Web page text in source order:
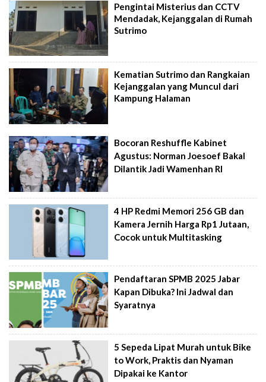
Pengintai Misterius dan CCTV
Mendadak, Kejanggalan di Rumah
Sutrimo
Kematian Sutrimo dan Rangkaian
Kejanggalan yang Muncul dari
Kampung Halaman
Bocoran Reshuffle Kabinet
Agustus: Norman Joesoef Bakal
Dilantik Jadi Wamenhan RI
4 HP Redmi Memori 256 GB dan
Kamera Jernih Harga Rp1 Jutaan,
Cocok untuk Multitasking
Pendaftaran SPMB 2025 Jabar
Kapan Dibuka? Ini Jadwal dan
Syaratnya
5 Sepeda Lipat Murah untuk Bike
to Work, Praktis dan Nyaman
Dipakai ke Kantor